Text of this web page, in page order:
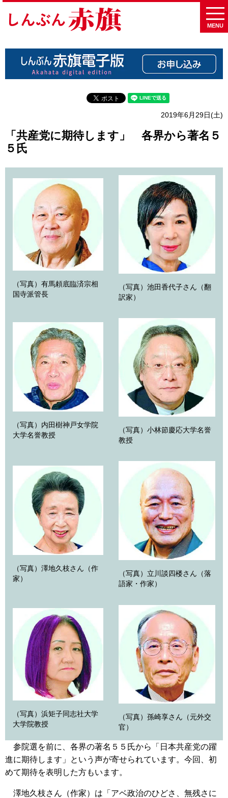
MENU
2019年6月29日(土)
「共産党に期待します」 各界から著名５
５氏
（写真）有馬頼底臨済宗相
国寺派管長
（写真）池田香代子さん（翻
訳家）
（写真）内田樹神戸女学院
大学名誉教授
（写真）小林節慶応大学名誉
教授
（写真）澤地久枝さん（作
家）
（写真）立川談四楼さん（落
語家・作家）
（写真）浜矩子同志社大学
大学院教授
（写真）孫崎享さん（元外交
官）
参院選を前に、各界の著名５５氏から「日本共産党の躍
進に期待します」という声が寄せられています。今回、初
めて期待を表明した方もいます。
澤地久枝さん（作家）は「アベ政治のひどさ、無残さに